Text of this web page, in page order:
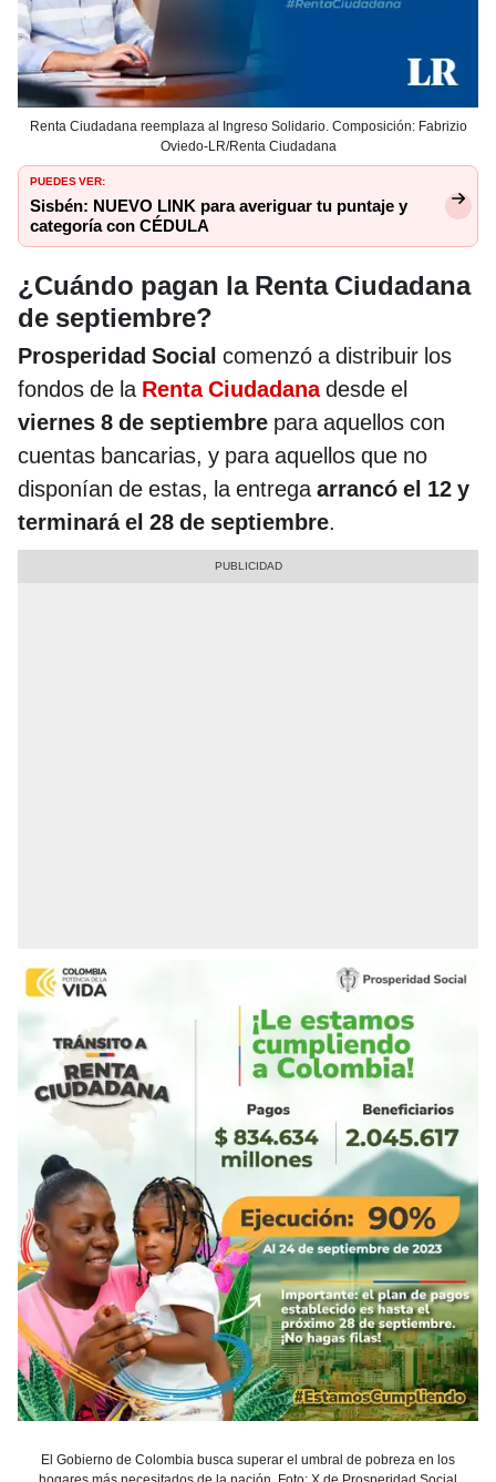
Renta Ciudadana reemplaza al Ingreso Solidario. Composición: Fabrizio
Oviedo-LR/Renta Ciudadana
PUEDES VER:
Sisbén: NUEVO LINK para averiguar tu puntaje y
categoría con CÉDULA
¿Cuándo pagan la Renta Ciudadana
de septiembre?
Prosperidad Social comenzó a distribuir los
fondos de la Renta Ciudadana desde el
viernes 8 de septiembre para aquellos con
cuentas bancarias, y para aquellos que no
disponían de estas, la entregaarrancó el 12 y
terminará el 28 de septiembre.
El Gobierno de Colombia busca superar el umbral de pobreza en los